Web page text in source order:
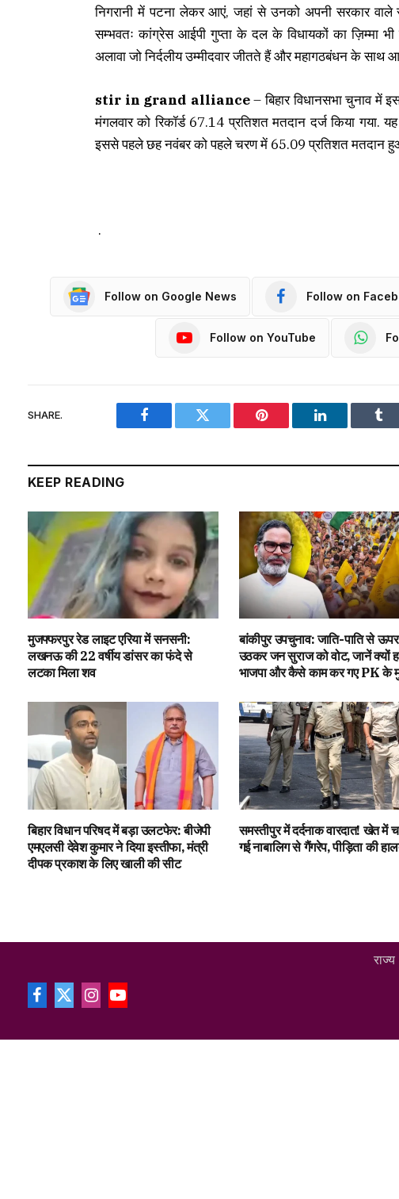
निगरानी में पटना लेकर आएं, जहां से उनको अपनी सरकार वाले
सम्भवतः कांग्रेस आईपी गुप्ता के दल के विधायकों का ज़िम्मा
अलावा जो निर्दलीय उम्मीदवार जीतते हैं और महागठबंधन के साथ
stir in grand alliance– बिहार विधानसभा चुनाव में
मंगलवार को रिकॉर्ड 67.14 प्रतिशत मतदान दर्ज किया
इससे पहले छह नवंबर को पहले चरण में 65.09 प्रतिशत मतदान
.
Follow on Google News Follow on
Follow on YouTube
SHARE.
Facebook Twitter Pinterest LinkedIn
KEEP READING
मुजफ्फरपुर रेड लाइट एरिया में सनसनी:
लखनऊ की 22 वर्षीय डांसर का फंदे से
लटका मिला शव
बांकीपुर उपचुनाव: जाति-पाति से ऊपर
उठकर जन सुराज को वोट, जानें क्यों
भाजपा और कैसे काम कर गए PK के
बिहार विधान परिषद में बड़ा उलटफेर: बीजेपी
एमएलसी देवेश कुमार ने दिया इस्तीफा, मंत्री
दीपक प्रकाश के लिए खाली की सीट
समस्तीपुर में दर्दनाक वारदात! खेत में
गई नाबालिग से गैंगरेप, पीड़िता की
Facebook
X
InstagramYouTube